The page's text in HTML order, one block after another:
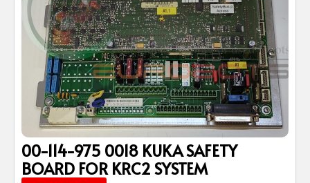
00-114-975 0018 KUKA SAFETY
BOARD FOR KRC2 SYSTEM